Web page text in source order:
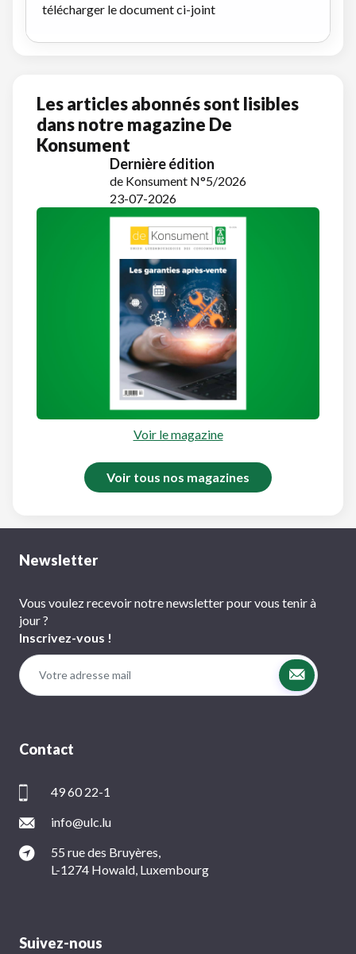
télécharger le document ci-joint
Les articles abonnés sont lisibles
dans notre magazine De
Konsument
Dernière édition
de Konsument N°5/2026
23-07-2026
Voir le magazine
Voir tous nos magazines
Newsletter
Vous voulez recevoir notre newsletter pour vous tenir à
jour ?
Inscrivez-vous !
Contact
49 60 22-1
info@ulc.lu
55 rue des Bruyères,
L-1274 Howald, Luxembourg
Suivez-nous